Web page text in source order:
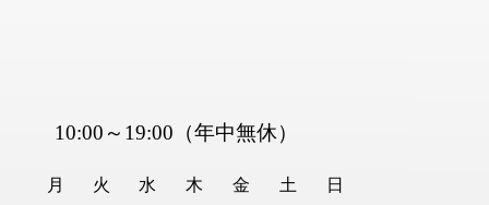
10:00～19:00 （年中無休）
月 火 水 木 金 土 日